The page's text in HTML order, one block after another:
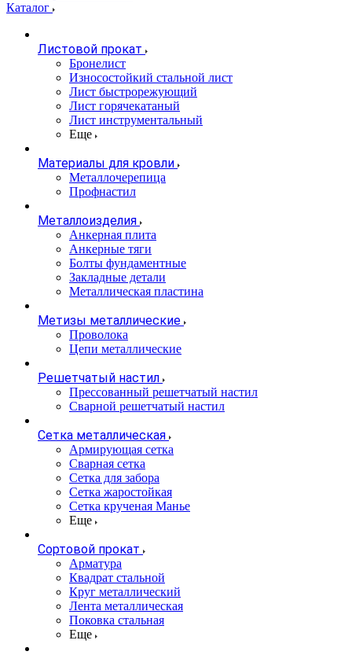
Каталог
Листовой прокат
Бронелист
Износостойкий стальной лист
Лист быстрорежующий
Лист горячекатаный
Лист инструментальный
Еще
Материалы для кровли
Металлочерепица
Профнастил
Металлоизделия
Анкерная плита
Анкерные тяги
Болты фундаментные
Закладные детали
Металлическая пластина
Метизы металлические
Проволока
Цепи металлические
Решетчатый настил
Прессованный решетчатый настил
Сварной решетчатый настил
Сетка металлическая
Армирующая сетка
Сварная сетка
Сетка для забора
Сетка жаростойкая
Сетка крученая Манье
Еще
Сортовой прокат
Арматура
Квадрат стальной
Круг металлический
Лента металлическая
Поковка стальная
Еще